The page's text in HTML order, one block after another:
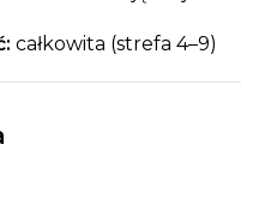
całkowita (strefa 4–9)